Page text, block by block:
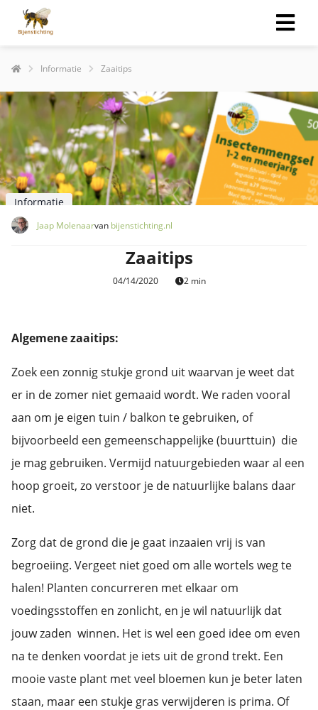
Informatie Zaaitips
Informatie
Jaap Molenaarvan bijenstichting.nl
Zaaitips
04/14/2020 2 min
Algemene zaaitips:
Zoek een zonnig stukje grond uit waarvan je weet dat
er in de zomer niet gemaaid wordt. We raden vooral
aan om je eigen tuin / balkon te gebruiken, of
bijvoorbeeld een gemeenschappelijke (buurttuin) die
je mag gebruiken. Vermijd natuurgebieden waar al een
hoop groeit, zo verstoor je de natuurlijke balans daar
niet.
Zorg dat de grond die je gaat inzaaien vrij is van
begroeiing. Vergeet niet goed om alle wortels weg te
halen! Planten concurreren met elkaar om
voedingsstoffen en zonlicht, en je wil natuurlijk dat
jouw zaden winnen. Het is wel een goed idee om even
na te denken voordat je iets uit de grond trekt. Een
mooie vaste plant met veel bloemen kun je beter laten
staan, maar een stukje gras verwijderen is prima. Of